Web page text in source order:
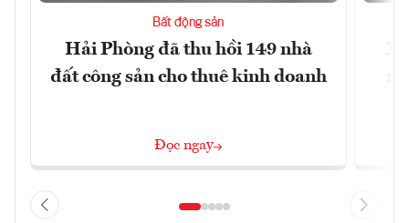
Bất động sản
Hải Phòng đã thu hồi 149 nhà
đất công sản cho thuê kinh doanh
Đọc ngay